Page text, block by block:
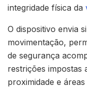
integridade física da
O dispositivo envia
movimentação,
de segurança
restrições impostas
proximidade e